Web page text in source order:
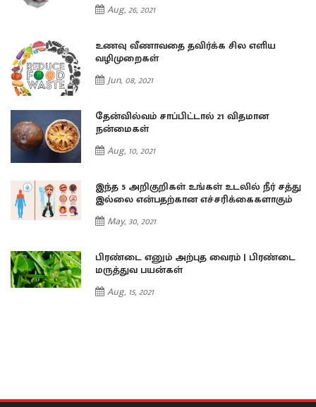
Aug, 26, 2021
உணவு வீணாவதை தவிர்க்க சில எளிய
வழிமுறைகள்
Jun, 08, 2021
தேன்வில்வம் சாப்பிட்டால் 21 விதமான
நன்மைகள்
Aug, 10, 2021
இந்த 5 அறிகுறிகள் உங்கள் உடலில் நீர் சத்து
இல்லை என்பதற்கான எச்சரிக்கைகளாகும்
May, 30, 2021
பிரண்டை எனும் அற்புத வைரம் | பிரண்டை
மருத்துவ பயன்கள்
Aug, 15, 2021